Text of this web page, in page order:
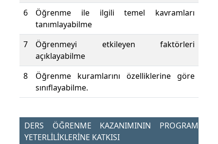
6
Öğrenme ile ilgili temel kavramları
tanımlayabilme
7
Öğrenmeyi etkileyen faktörleri
açıklayabilme
8
Öğrenme kuramlarını özelliklerine göre
sınıflayabilme.
DERS ÖĞRENME KAZANIMININ PROGRAM
YETERLİLİKLERİNE KATKISI